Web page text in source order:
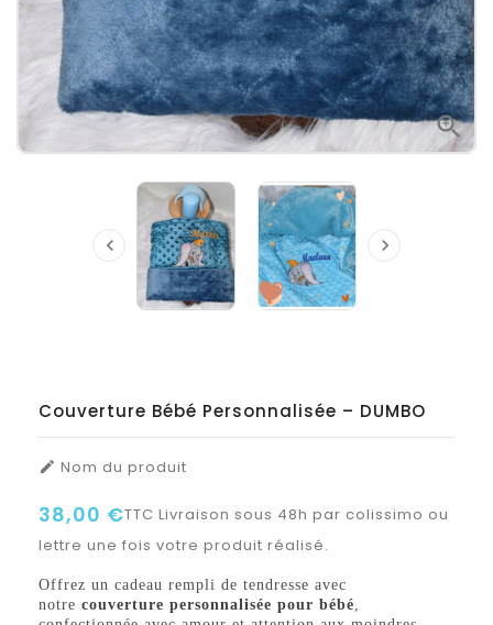

 
Couverture Bébé Personnalisée – DUMBO
 Nom du produit
38,00 €TTC Livraison sous 48h par colissimo ou
lettre une fois votre produit réalisé.
Offrez un cadeau rempli de tendresse avec
notre couverture personnalisée pour bébé